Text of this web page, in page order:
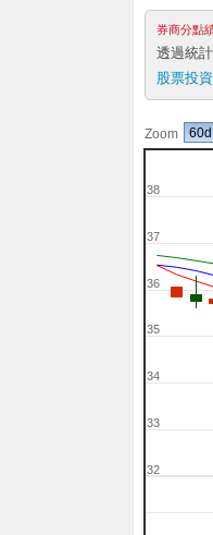
券商分點
透過統
股票投
Zoom
32
33
34
35
36
37
38
60d